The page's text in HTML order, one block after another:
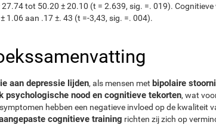
27.74 tot 50.20 ± 20.10 (t = 2.639, sig. =. 019).
1.06 aan .17 ±. 43 (t =-3,43, sig. =. 004).
aan depressie lijden, als mensen met bipolaire
psychologische nood en cognitieve tekorten, wat
hebben een negatieve invloed op de kwaliteit
cognitieve training richten zij zich op